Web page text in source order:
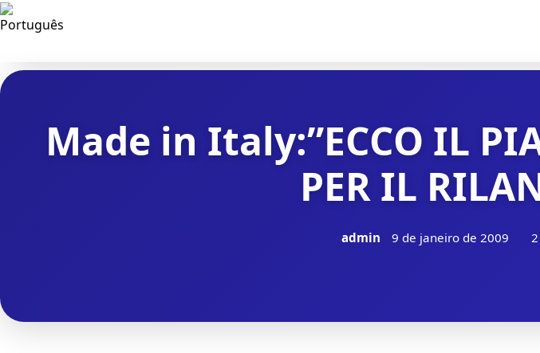
Made in Italy:”ECCO IL
PER IL
admin 9 de janeiro de 2009